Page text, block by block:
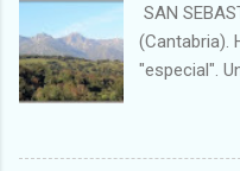
o
s
SAN
(Cantabria).
"especial".
se han
se